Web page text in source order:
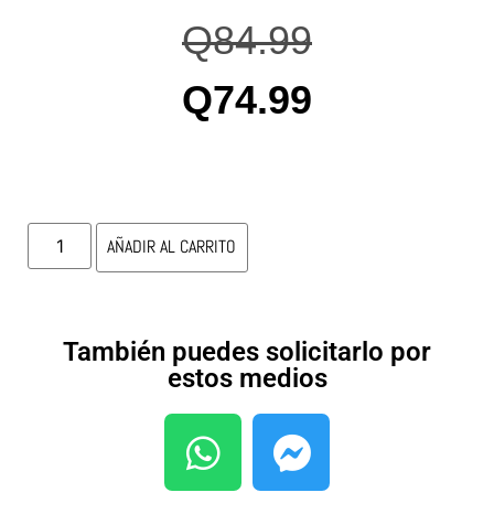
Q84.99
Q74.99
AÑADIR AL CARRITO
También puedes solicitarlo por
estos medios